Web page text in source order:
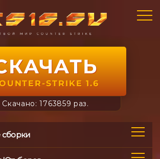
STRIKE 1.6
Скачано: 1763859 раз.
сборки